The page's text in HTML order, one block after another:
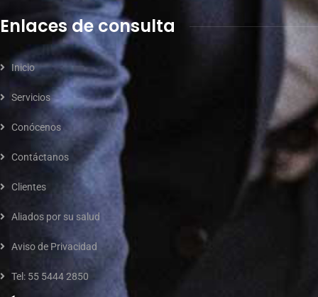
Enlaces de consulta
Inicio
Servicios
Conócenos
Contáctanos
Clientes
Aliados por su salud
Aviso de Privacidad
Tel: 55 5444 2850